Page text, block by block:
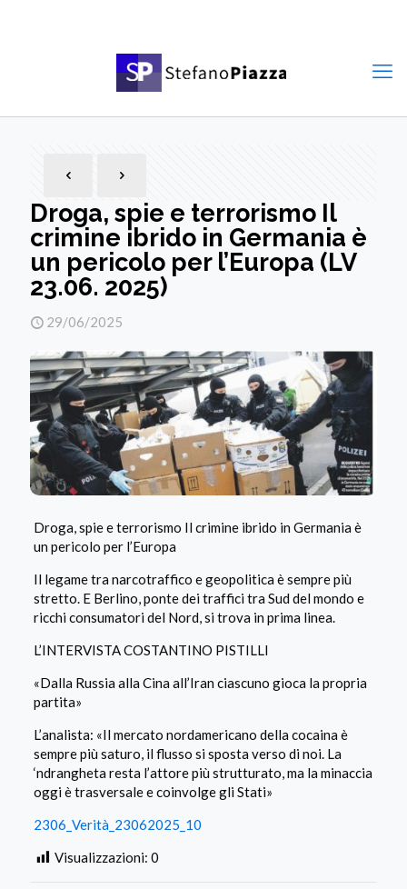
Droga, spie e terrorismo Il
crimine ibrido in Germania è
un pericolo per l’Europa (LV
23.06. 2025)
29/06/2025
Droga, spie e terrorismo Il crimine ibrido in Germania è
un pericolo per l’Europa
Il legame tra narcotraffico e geopolitica è sempre più
stretto. E Berlino, ponte dei traffici tra Sud del mondo e
ricchi consumatori del Nord, si trova in prima linea.
L’INTERVISTACOSTANTINO PISTILLI
«Dalla Russia alla Cina all’Iran ciascuno gioca la propria
partita»
L’analista: «Il mercato nordamericano della cocaina è
sempre più saturo, il flusso si sposta verso di noi. La
‘ndrangheta resta l’attore più strutturato, ma la minaccia
oggi è trasversale e coinvolge gli Stati»
2306_Verità_23062025_10
Visualizzazioni: 0